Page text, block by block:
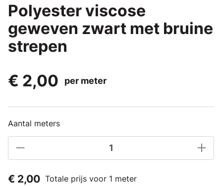
Polyester viscose
geweven zwart met bruine
strepen
€ 2,00
per meter
Aantal meters
€ 2,00 Totale prijs voor 1 meter